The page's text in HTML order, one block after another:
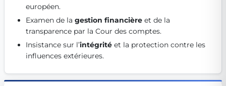
Get Involved
Become a member:Join us to advance digital democracy
Support democracy:Help us strengthen accountability
européen.
Examen de la gestion financière et de la
transparence par la Cour des comptes.
Insistance sur l’intégrité et la protection contre les
influences extérieures.